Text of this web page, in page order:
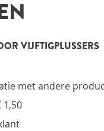
Professionele
Optioneel: aflevering bij
VIJFTIGPLUSSERS
met andere
1,50